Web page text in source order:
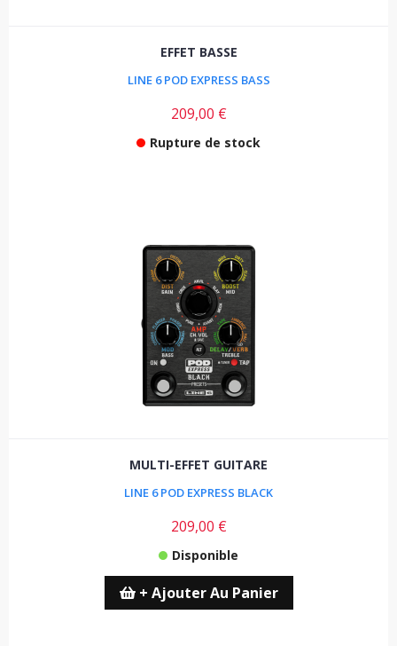
EFFET BASSE
LINE 6 POD EXPRESS BASS
209,00 €
Rupture de stock
MULTI-EFFET GUITARE
LINE 6 POD EXPRESS BLACK
209,00 €
Disponible
+ Ajouter Au Panier